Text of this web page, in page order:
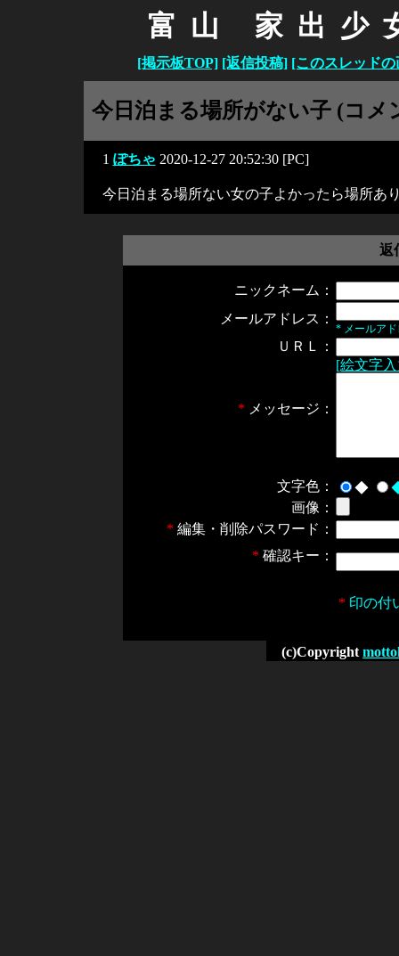
富山 家出少
[掲示板TOP] [返信投稿] [このスレッド
今日泊まる場所がない子 (コメ
1 ぽちゃ 2020-12-27 20:52:30 [PC]
今日泊まる場所ない女の子よかったら場所あ
返
ニックネーム：
メールアドレス：
* メールア
ＵＲＬ：
* メッセージ：
[絵文字
文字色： ◆
画像：
* 編集・削除パスワード：
* 確認キー：
* 印の付
(c)Copyright